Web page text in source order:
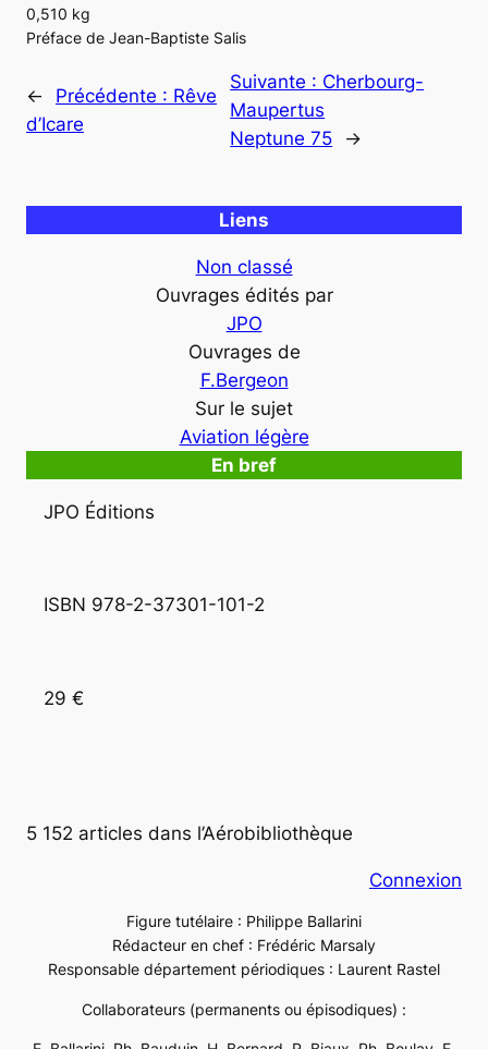
0,510 kg
Préface de Jean-Baptiste Salis
← Précédente : Rêve
d’Icare
Suivante : Cherbourg-
Maupertus
Neptune 75
→
Liens
Non classé
Ouvrages édités par
JPO
Ouvrages de
F.Bergeon
Sur le sujet
Aviation légère
En bref
JPO Éditions
ISBN 978-2-37301-101-2
29 €
5 152 articles dans l’Aérobibliothèque
Connexion
Figure tutélaire : Philippe Ballarini
Rédacteur en chef : Frédéric Marsaly
Responsable département périodiques : Laurent Rastel
Collaborateurs (permanents ou épisodiques) :